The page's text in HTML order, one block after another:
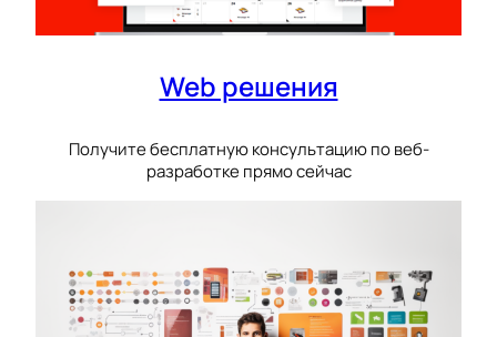
Web решения
Получите бесплатную консультацию по веб-
разработке прямо сейчас